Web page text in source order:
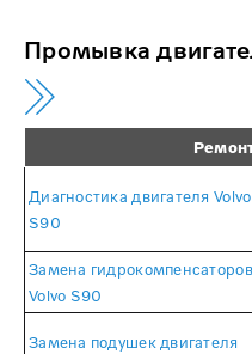
Промывка
Диагностика двигателя Volvo
S90
Замена гидрокомпенсаторов
Volvo S90
Замена подушек двигателя